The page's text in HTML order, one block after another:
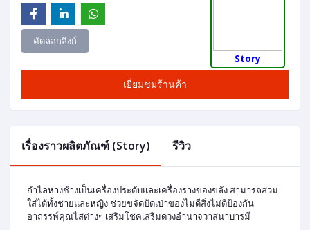
คัดลอกลิงก์
เยี่ยมชมร้านค้า
Story
เรื่องราวผลิตภัณฑ์ (Story) รีวิว
กำไลหางช้างเป็นเครื่องประดับและเครื่องรางของขลัง สามารถสวม
ใส่ได้ทั้งชายและหญิง ช่วยขจัดปัดเป่าของไม่ดีสิ่งไม่ดีป้องกัน
อาถรรพ์คุณไสต่างๆ เสริมโชคเสริมดวงอำนาจวาสนาบารมี